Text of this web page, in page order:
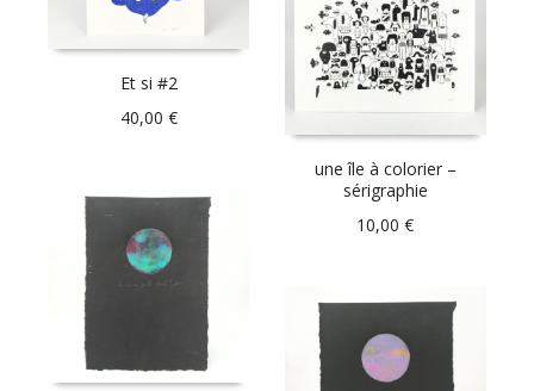
Et si #2
40,00 €
une île à colorier –
sérigraphie
10,00€